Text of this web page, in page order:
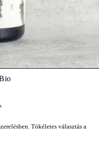
Tökéletes választás a